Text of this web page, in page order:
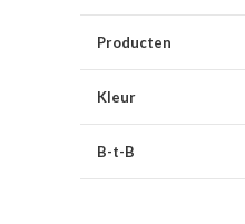
Producten
Kleur
B-t-B